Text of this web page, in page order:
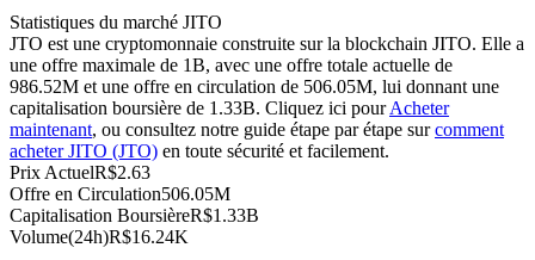
Copie de Trading
Statistiques du marché JITO
JTO est une cryptomonnaie construite sur la blockchain JITO. Elle a
une offre maximale de 1B, avec une offre totale actuelle de
986.52M et une offre en circulation de 506.05M, lui donnant une
capitalisation boursière de 1.33B. Cliquez ici pourAcheter
maintenant, ou consultez notre guide étape par étape surcomment
acheter JITO (JTO) en toute sécurité et facilement.
Prix ActuelR$2.63
Offre en Circulation506.05M
Capitalisation BoursièreR$1.33B
Volume(24h)R$16.24K